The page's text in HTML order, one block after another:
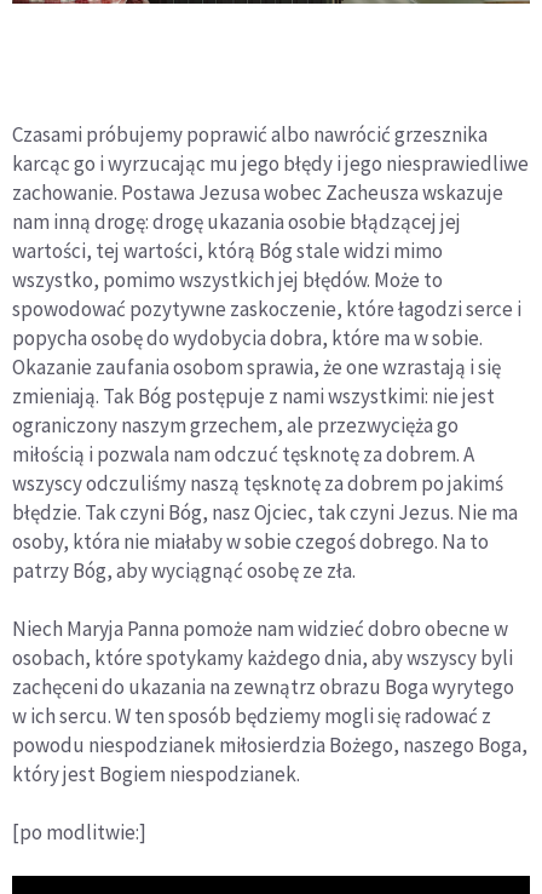
Czasami próbujemy poprawić albo nawrócić grzesznika
karcąc go i wyrzucając mu jego błędy i jego niesprawiedliwe
zachowanie. Postawa Jezusa wobec Zacheusza wskazuje
nam inną drogę: drogę ukazania osobie błądzącej jej
wartości, tej wartości, którą Bóg stale widzi mimo
wszystko, pomimo wszystkich jej błędów. Może to
spowodować pozytywne zaskoczenie, które łagodzi serce i
popycha osobę do wydobycia dobra, które ma w sobie.
Okazanie zaufania osobom sprawia, że one wzrastają i się
zmieniają. Tak Bóg postępuje z nami wszystkimi: nie jest
ograniczony naszym grzechem, ale przezwycięża go
miłością i pozwala nam odczuć tęsknotę za dobrem. A
wszyscy odczuliśmy naszą tęsknotę za dobrem po jakimś
błędzie. Tak czyni Bóg, nasz Ojciec, tak czyni Jezus. Nie ma
osoby, która nie miałaby w sobie czegoś dobrego. Na to
patrzy Bóg, aby wyciągnąć osobę ze zła.
Niech Maryja Panna pomoże nam widzieć dobro obecne w
osobach, które spotykamy każdego dnia, aby wszyscy byli
zachęceni do ukazania na zewnątrz obrazu Boga wyrytego
w ich sercu. W ten sposób będziemy mogli się radować z
powodu niespodzianek miłosierdzia Bożego, naszego Boga,
który jest Bogiem niespodzianek.
[po modlitwie:]